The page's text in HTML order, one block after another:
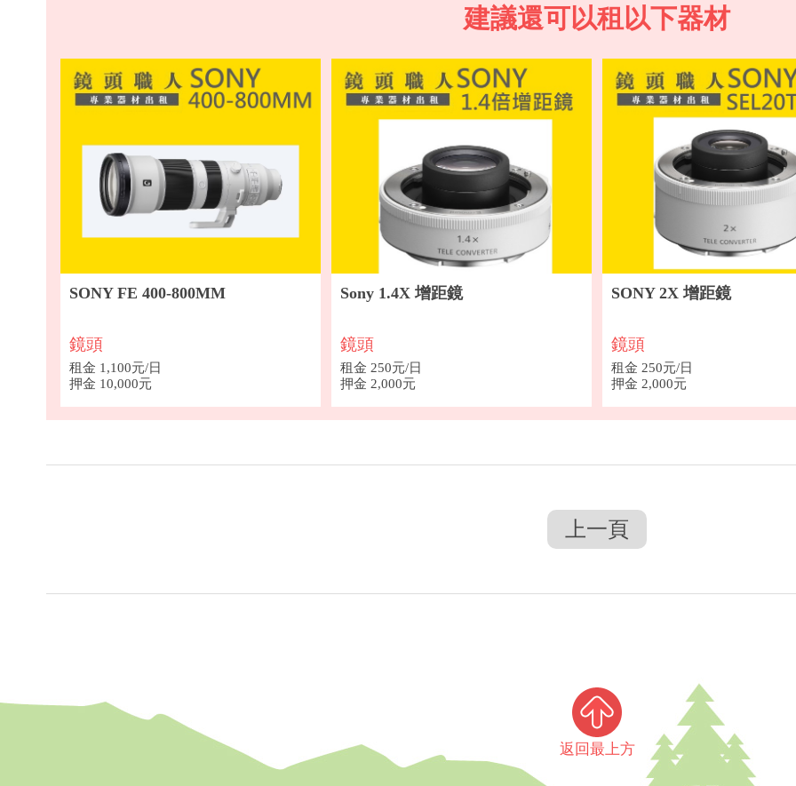
建議還可以租以下器材
SONY FE 400-800MM
鏡頭
租金 1,100元/日
押金 10,000元
Sony 1.4X 增距鏡
鏡頭
租金 250元/日
押金 2,000元
SONY 2X 增距鏡
鏡頭
租金 250元/日
押金 2,000元
上一頁
返回最上方